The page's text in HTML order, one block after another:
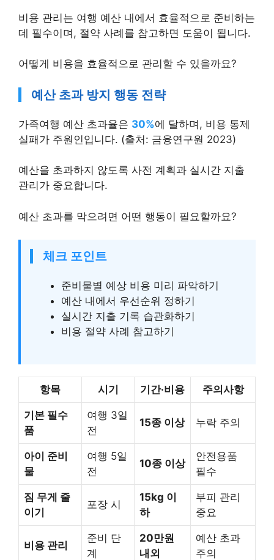
비용 관리는 여행 예산 내에서 효율적으로 준비하는
데 필수이며, 절약 사례를 참고하면 도움이 됩니다.
어떻게 비용을 효율적으로 관리할 수 있을까요?
예산 초과 방지 행동 전략
가족여행 예산 초과율은 30%에 달하며, 비용 통제
실패가 주원인입니다. (출처: 금융연구원 2023)
예산을 초과하지 않도록 사전 계획과 실시간 지출
관리가 중요합니다.
예산 초과를 막으려면 어떤 행동이 필요할까요?
체크 포인트
준비물별 예상 비용 미리 파악하기
예산 내에서 우선순위 정하기
실시간 지출 기록 습관화하기
비용 절약 사례 참고하기
항목 시기 기간·비용 주의사항
기본 필수
품
여행 3일
전
15종 이상 누락 주의
아이 준비
물
여행 5일
전
10종 이상
안전용품
필수
짐 무게 줄
이기
포장 시
15kg 이
하
부피 관리
중요
비용 관리
준비 단
계
20만원
내외
예산 초과
주의